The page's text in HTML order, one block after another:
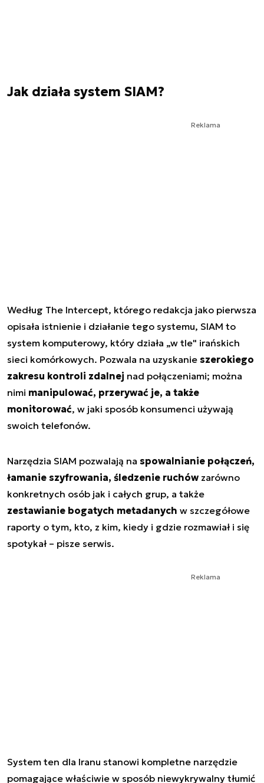
Jak działa system SIAM?
Reklama
Według The Intercept, którego redakcja jako pierwsza
opisała istnienie i działanie tego systemu, SIAM to
system komputerowy, który działa „w tle" irańskich
sieci komórkowych. Pozwala na uzyskanie szerokiego
zakresu kontroli zdalnej nad połączeniami; można
nimi manipulować, przerywać je, a także
monitorować, w jaki sposób konsumenci używają
swoich telefonów.
Narzędzia SIAM pozwalają na spowalnianie połączeń,
łamanie szyfrowania, śledzenie ruchów zarówno
konkretnych osób jak i całych grup, a także
zestawianie bogatych metadanych w szczegółowe
raporty o tym, kto, z kim, kiedy i gdzie rozmawiał i się
spotykał – pisze serwis.
Reklama
System ten dla Iranu stanowi kompletne narzędzie
pomagające właściwie w sposób niewykrywalny tłumić